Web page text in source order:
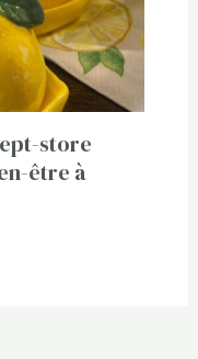
store
être à